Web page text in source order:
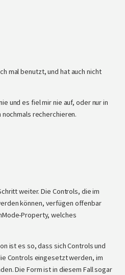
mal benutzt, und hat auch nicht
und es fiel mir nie auf, oder nur in
nochmals recherchieren.
weiter. Die Controls, die im
können, verfügen offenbar
Property, welches
ist es so, dass sich Controls und
Controls eingesetzt werden, im
Die Form ist in diesem Fall sogar